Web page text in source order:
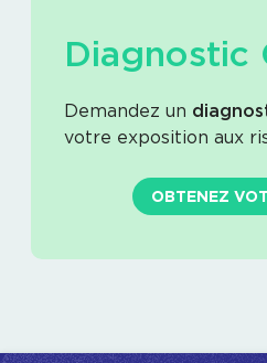
Diagnostic
Demandez un
votre exposition aux
OBTENEZ